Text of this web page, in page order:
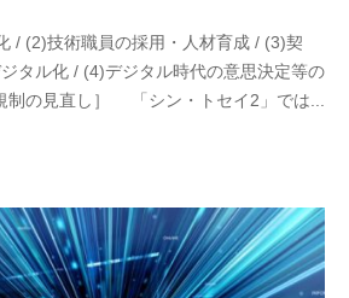
/ (2)技術職員の採用・人材育成 / (3)契
タル化 / (4)デジタル時代の意思決定等の
制の見直し］ 「シン・トセイ2」では...